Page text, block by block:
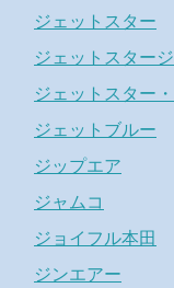
ジェットスター
ジェットスター
ジェットスター
ジェットブルー
ジップエア
ジャムコ
ジョイフル本田
ジンエアー